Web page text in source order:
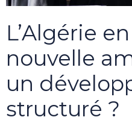
L’Algérie
nouvelle
un
structuré ?